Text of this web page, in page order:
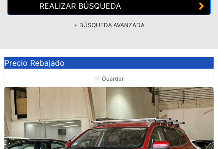
REALIZAR BÚSQUEDA
+ BÚSQUEDA AVANZADA
Precio Rebajado
Guardar